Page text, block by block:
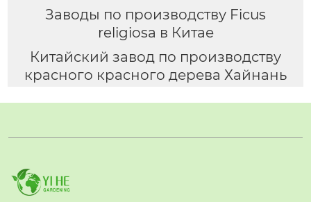
Заводы по производству Ficus
religiosa в Китае
Китайский завод по производству
красного красного дерева Хайнань